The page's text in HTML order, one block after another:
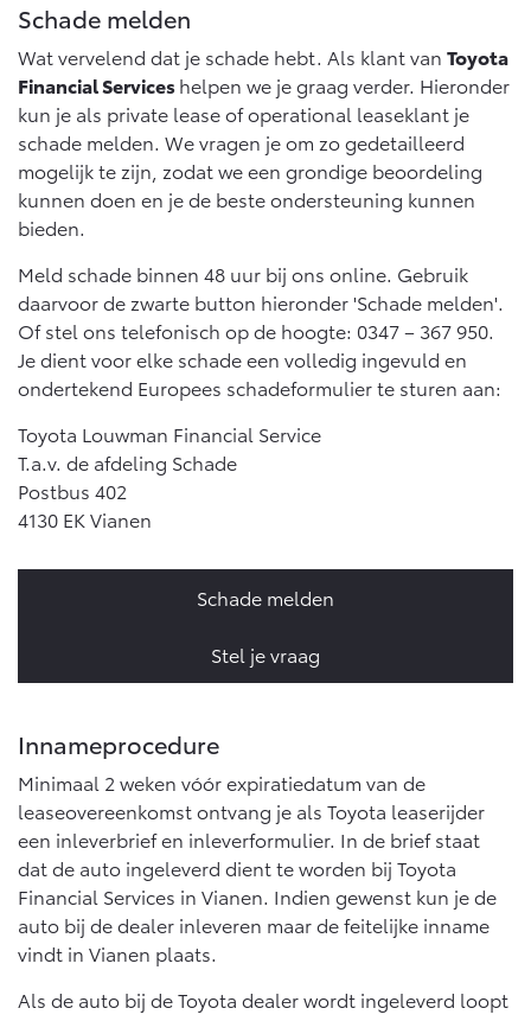
bZ4X
BATTERIJ-ELEKTRISCH
Vanaf € 39.995,-
BATTERIJ-ELEKTRISCH
Vanaf € 48.995,-
Mirai
WATERSTOF-ELEKTRISCH
Vanaf € 76.695,-
Proace City (excl. BTW)
OOK ALS BATTERIJ-
ELEKTRISCH
Vanaf € 37.500,-
BATTERIJ-ELEKTRISCH
Proace Max (excl. BTW)
OOK ALS BATTERIJ-
ELEKTRISCH
Hilux (excl. BTW)
OOK ALS BATTERIJ-
ELEKTRISCH
Navigatie updates
Schade melden
Wat vervelend dat je schade hebt. Als klant van Toyota
Financial Serviceshelpen we je graag verder. Hieronder
kun je als private lease of operational leaseklant je
schade melden. We vragen je om zo gedetailleerd
mogelijk te zijn, zodat we een grondige beoordeling
kunnen doen en je de beste ondersteuning kunnen
bieden.
Meld schade binnen 48 uur bij ons online. Gebruik
daarvoor de zwarte button hieronder 'Schade melden'.
Of stel ons telefonisch op de hoogte: 0347 – 367 950.
Je dient voor elke schade een volledig ingevuld en
ondertekend Europees schadeformulier te sturen aan:
Toyota Louwman Financial Service
T.a.v. de afdeling Schade
Postbus 402
4130 EK Vianen
Schade melden
Stel je vraag
Innameprocedure
Minimaal 2 weken vóór expiratiedatum van de
leaseovereenkomst ontvang je als Toyota leaserijder
een inleverbrief en inleverformulier. In de brief staat
dat de auto ingeleverd dient te worden bij Toyota
Financial Services in Vianen. Indien gewenst kun je de
auto bij de dealer inleveren maar de feitelijke inname
vindt in Vianen plaats.
Als de auto bij de Toyota dealer wordt ingeleverd loopt